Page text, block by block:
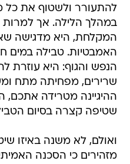
להתעורר ולשטוף את כל
במהלך הלילה. אך למרות
המקלחת, היא מדגישה
האמבטיות. טבילה במים
הנפש והגוף: היא עוזרת
שרירים, מפחיתה מתח
ההיגיינה מטרידה
שטיפה קצרה בסיום
ואולם, לא משנה באיזו
מזהירים כי הסכנה